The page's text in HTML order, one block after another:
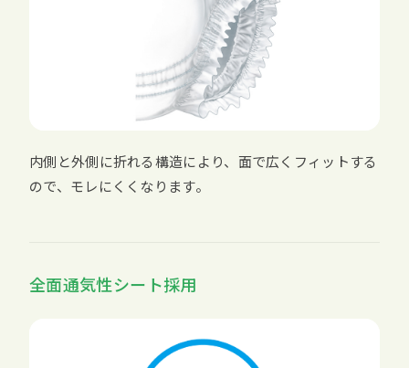
内側と外側に折れる構造により、面で広くフィットする
ので、モレにくくなります。
全面通気性シート採用